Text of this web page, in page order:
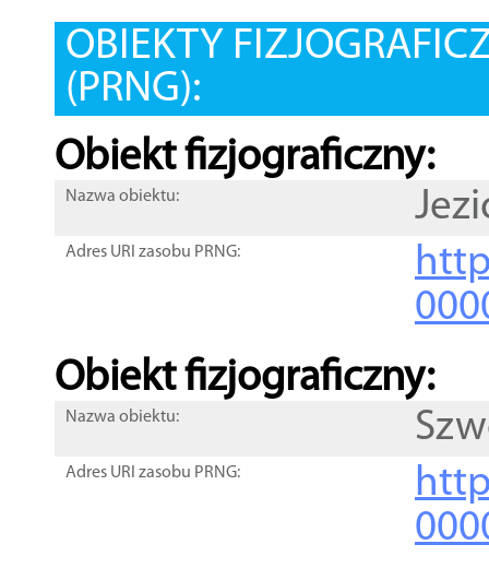
OBIEKTY
(PRNG):
Obiekt fizjograficzny:
Nazwa obiektu:
Adres URI zasobu PRNG:
Obiekt fizjograficzny:
Nazwa obiektu:
Adres URI zasobu PRNG: